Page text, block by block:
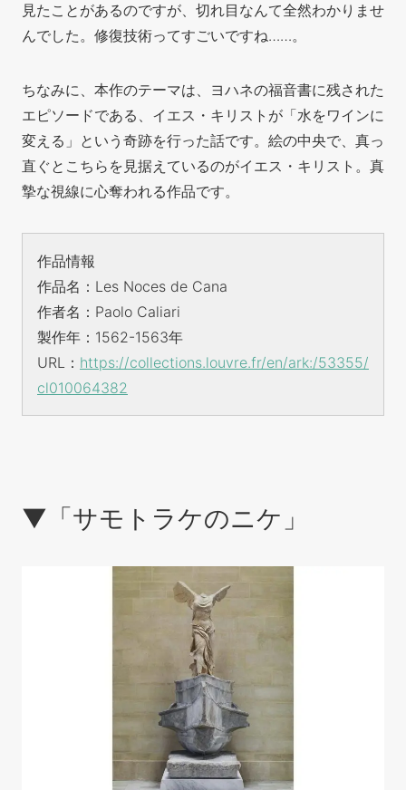
見たことがあるのですが、切れ目なんて全然わかりませ
んでした。修復技術ってすごいですね……。
ちなみに、本作のテーマは、ヨハネの福音書に残された
エピソードである、イエス・キリストが「水をワインに
変える」という奇跡を行った話です。絵の中央で、真っ
直ぐとこちらを見据えているのがイエス・キリスト。真
摯な視線に心奪われる作品です。
作品情報
作品名：Les Noces de Cana
作者名：Paolo Caliari
製作年：1562-1563年
URL： https://collections.louvre.fr/en/ark:/53355/
cl010064382
▼「サモトラケのニケ」